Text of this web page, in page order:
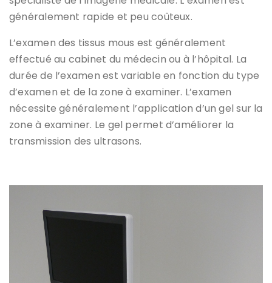
généralement rapide et peu coûteux.
L’examen des tissus mous est généralement
effectué au cabinet du médecin ou à l’hôpital. La
durée de l’examen est variable en fonction du type
d’examen et de la zone à examiner. L’examen
nécessite généralement l’application d’un gel sur la
zone à examiner. Le gel permet d’améliorer la
transmission des ultrasons.